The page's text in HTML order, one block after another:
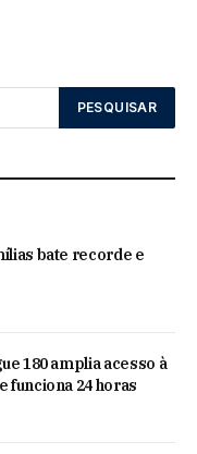
bate recorde e
180 amplia acesso à
funciona 24 horas